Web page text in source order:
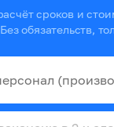
сроков и
обязательств,